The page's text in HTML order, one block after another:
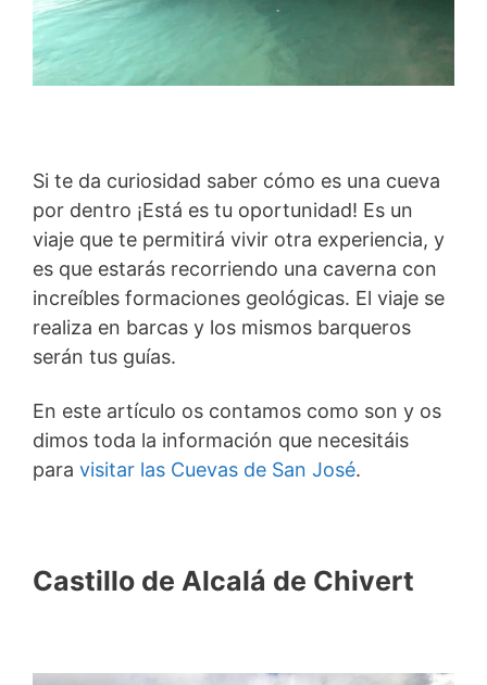
Si te da curiosidad saber cómo es una cueva
por dentro ¡Está es tu oportunidad! Es un
viaje que te permitirá vivir otra experiencia, y
es que estarás recorriendo una caverna con
increíbles formaciones geológicas. El viaje se
realiza en barcas y los mismos barqueros
serán tus guías.
En este artículo os contamos como son y os
dimos toda la información que necesitáis
para visitar las Cuevas de San José.
Castillo de Alcalá de Chivert